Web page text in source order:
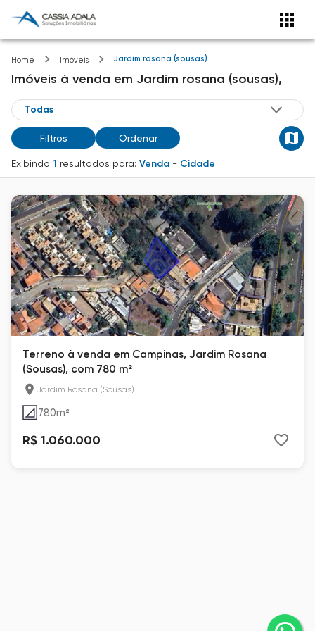
Home Imóveis Jardim rosana (sousas)
Imóveis à venda em Jardim rosana (sousas),
Filtros Ordenar
Exibindo 1 resultados para: Venda - Cidade
Terreno à venda em Campinas, Jardim Rosana
(Sousas), com 780 m²
Jardim Rosana (Sousas)
780m²
R$ 1.060.000